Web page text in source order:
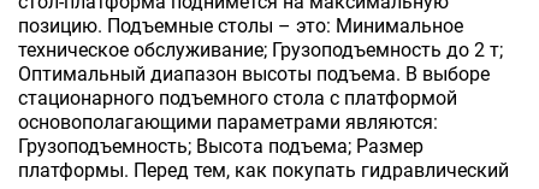
позицию. Подъемные столы – это: Минимальное
техническое обслуживание; Грузоподъемность до 2 т;
Оптимальный диапазон высоты подъема. В выборе
стационарного подъемного стола с платформой
основополагающими параметрами являются:
Грузоподъемность; Высота подъема; Размер
платформы. Перед тем, как покупать гидравлический